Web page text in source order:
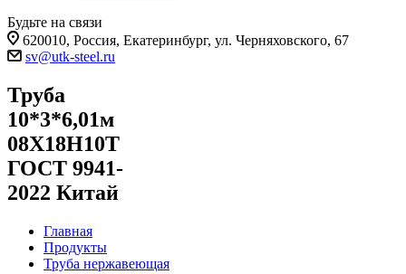
Будьте на связи
620010, Россия, Екатеринбург, ул. Черняховского, 67
sv@utk-steel.ru
Труба
10*3*6,01м
08Х18Н10Т
ГОСТ 9941-
2022 Китай
Главная
Продукты
Труба нержавеющая